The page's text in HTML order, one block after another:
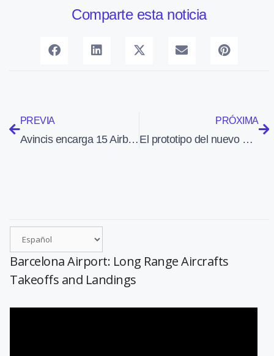
Comparte esta noticia
PREVIA
Avincis encarga 15 Airbus H145 y 15 más a Leonardo a fin de asegurar su crecimiento
PRÓXIMA
El prototipo del nuevo Do228 NXT despertó gran interés en ILA Berlin 2026
Barcelona Airport: Long Range Aircrafts
Takeoffs and Landings